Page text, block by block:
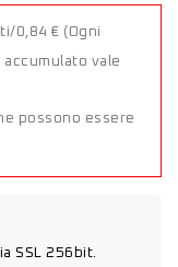
0,84 € (Ogni
vale
possono essere
SSL 256bit.